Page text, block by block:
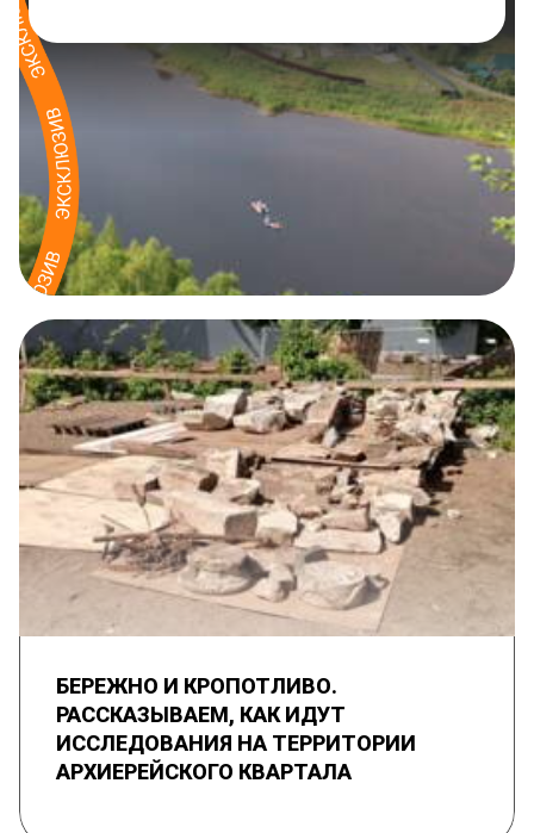
БЕРЕЖНО И КРОПОТЛИВО.
РАССКАЗЫВАЕМ, КАК ИДУТ
ИССЛЕДОВАНИЯ НА ТЕРРИТОРИИ
АРХИЕРЕЙСКОГО КВАРТАЛА